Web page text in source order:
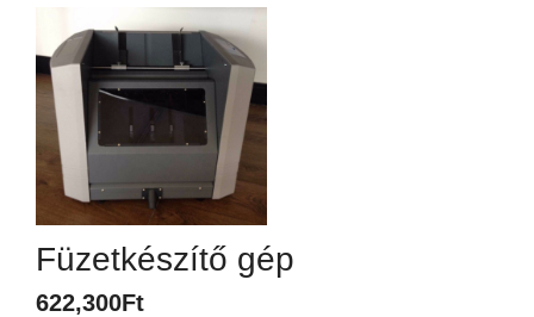
Füzetkészítő gép
622,300Ft